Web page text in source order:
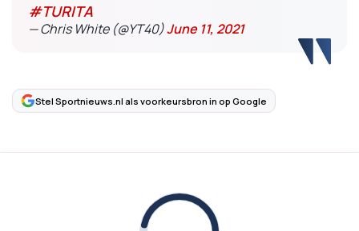
#TURITA
— Chris White (@YT40)June 11, 2021
Stel Sportnieuws.nl als voorkeursbron in op Google